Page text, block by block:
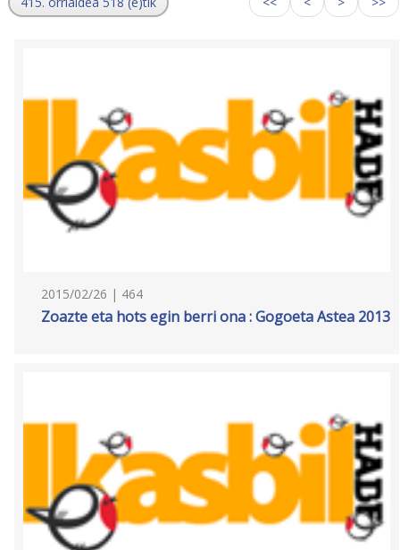
2015/02/26 | 464
Zoazte eta hots egin berri ona : Gogoeta Astea 2013